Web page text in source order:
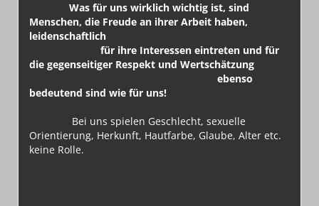
Was für uns wirklich wichtig ist, sind
Menschen, die Freude an ihrer Arbeit haben,
leidenschaftlich
für ihre Interessen eintreten und für
die gegenseitiger Respekt und Wertschätzung
ebenso
bedeutend sind wie für uns!
Bei uns spielen Geschlecht, sexuelle
Orientierung, Herkunft, Hautfarbe, Glaube, Alter etc.
keine Rolle.